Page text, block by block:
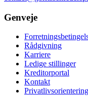
Genveje
Rådgivning
Karriere
Ledige stillinger
Kreditorportal
Kontakt
Privatlivsorientering